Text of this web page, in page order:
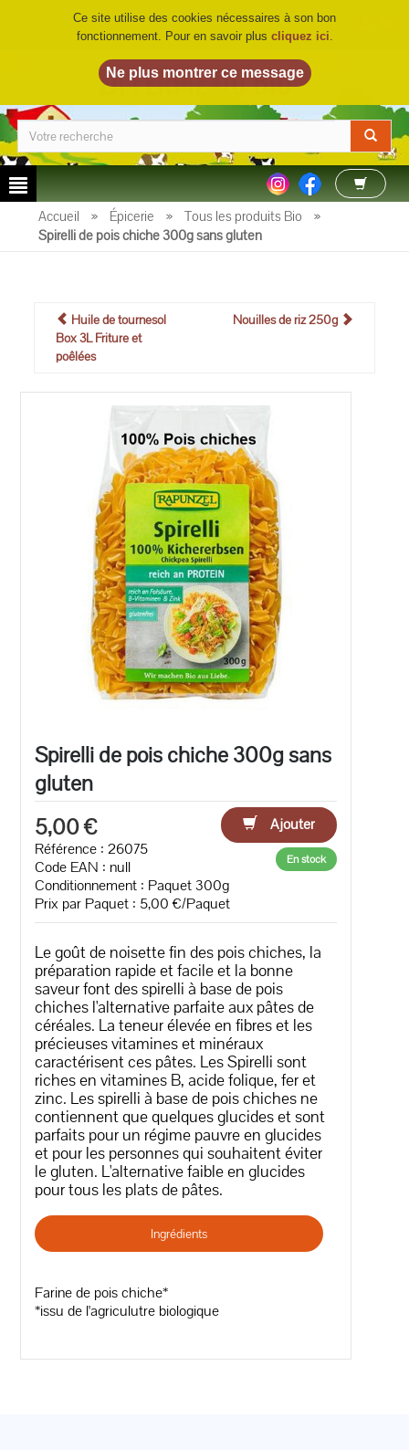
LA FERME DU BIO©
Accueil » Épicerie » Tous les produits Bio
»
Spirelli de pois chiche 300g sans gluten
Huile de tournesol
Box 3L Friture et
poêlées
Nouilles de riz 250g
Spirelli de pois chiche 300g sans
gluten
5,00 €
Ajouter
Référence : 26075
Code EAN : null
Conditionnement : Paquet 300g
Prix par Paquet : 5,00 €/Paquet
En stock
Le goût de noisette fin des pois chiches, la
préparation rapide et facile et la bonne
saveur font des spirelli à base de pois
chiches l'alternative parfaite aux pâtes de
céréales. La teneur élevée en fibres et les
précieuses vitamines et minéraux
caractérisent ces pâtes. Les Spirelli sont
riches en vitamines B, acide folique, fer et
zinc. Les spirelli à base de pois chiches ne
contiennent que quelques glucides et sont
parfaits pour un régime pauvre en glucides
et pour les personnes qui souhaitent éviter
le gluten. L'alternative faible en glucides
pour tous les plats de pâtes.
Ingrédients
Farine de pois chiche*
*issu de l'agriculutre biologique
Ce site utilise des cookies nécessaires à son bon
fonctionnement. Pour en savoir plus cliquez ici.